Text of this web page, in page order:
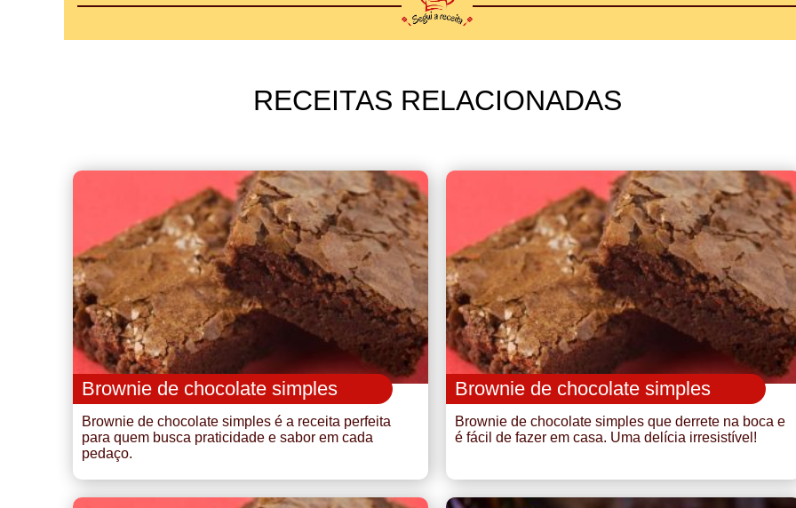
RECEITAS RELACIONADAS
Brownie de chocolate simples
Brownie de chocolate simples é a receita perfeita
para quem busca praticidade e sabor em cada
pedaço.
Brownie de chocolate simples
Brownie de chocolate simples que derrete na boca e
é fácil de fazer em casa. Uma delícia irresistível!